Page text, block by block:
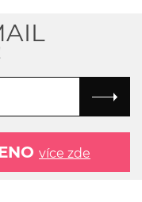
více zde